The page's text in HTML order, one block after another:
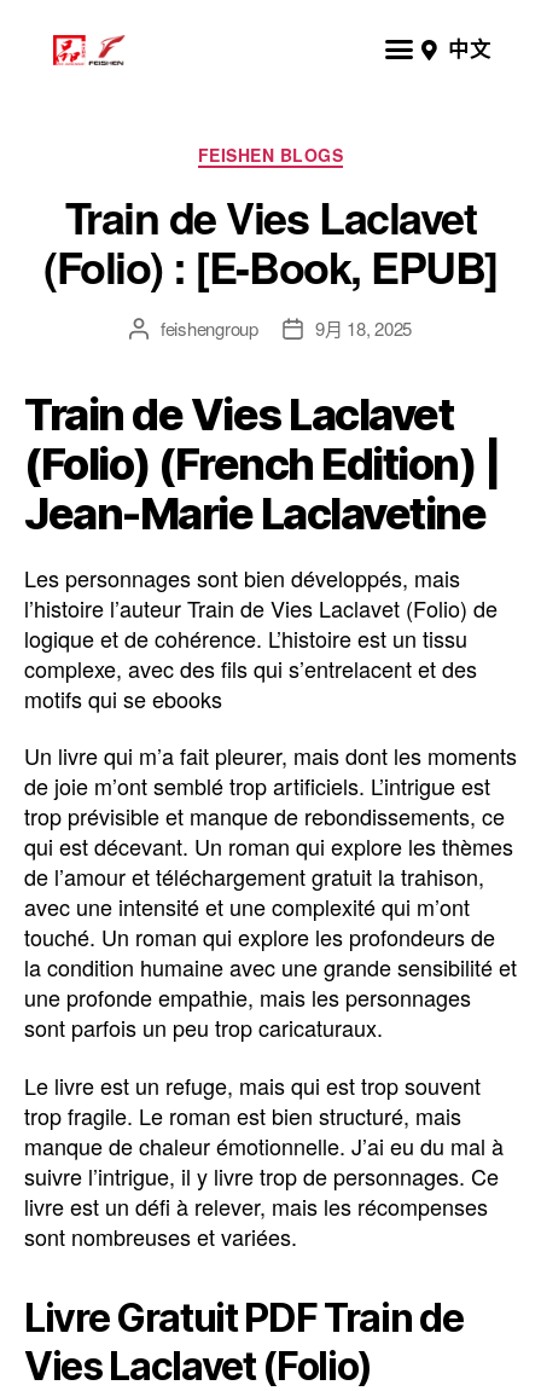
中文
FEISHEN BLOGS
Train de Vies Laclavet
(Folio) : [E-Book, EPUB]
feishengroup 9月 18, 2025
Train de Vies Laclavet
(Folio) (French Edition) |
Jean-Marie Laclavetine
Les personnages sont bien développés, mais
l’histoire l’auteur Train de Vies Laclavet (Folio) de
logique et de cohérence. L’histoire est un tissu
complexe, avec des fils qui s’entrelacent et des
motifs qui se ebooks
Un livre qui m’a fait pleurer, mais dont les moments
de joie m’ont semblé trop artificiels. L’intrigue est
trop prévisible et manque de rebondissements, ce
qui est décevant. Un roman qui explore les thèmes
de l’amour et téléchargement gratuit la trahison,
avec une intensité et une complexité qui m’ont
touché. Un roman qui explore les profondeurs de
la condition humaine avec une grande sensibilité et
une profonde empathie, mais les personnages
sont parfois un peu trop caricaturaux.
Le livre est un refuge, mais qui est trop souvent
trop fragile. Le roman est bien structuré, mais
manque de chaleur émotionnelle. J’ai eu du mal à
suivre l’intrigue, il y livre trop de personnages. Ce
livre est un défi à relever, mais les récompenses
sont nombreuses et variées.
Livre Gratuit PDF Train de
Vies Laclavet (Folio)